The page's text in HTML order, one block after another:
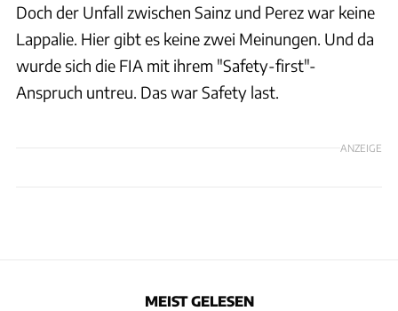
Doch der Unfall zwischen Sainz und Perez war keine
Lappalie. Hier gibt es keine zwei Meinungen. Und da
wurde sich die FIA mit ihrem "Safety-first"-
Anspruch untreu. Das war Safety last.
ANZEIGE
MEIST GELESEN